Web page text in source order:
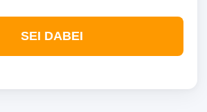
SEI DABEI